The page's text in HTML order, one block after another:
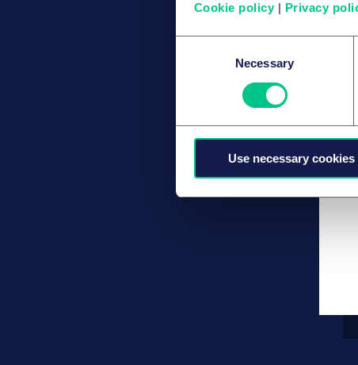
Cookie policy | Privacy
Necessary
Use necessary cookies